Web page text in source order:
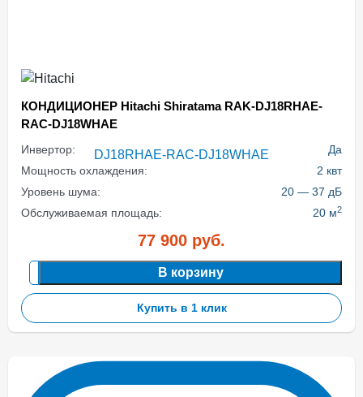
КОНДИЦИОНЕР Hitachi Shiratama RAK-DJ18RHAE-
RAC-DJ18WHAE
Инвертор:
Да
Мощность охлаждения:
2 квт
Уровень шума:
20 — 37 дБ
Обслуживаемая площадь:
20 м2
77 900 руб.
В корзину
Купить в 1 клик